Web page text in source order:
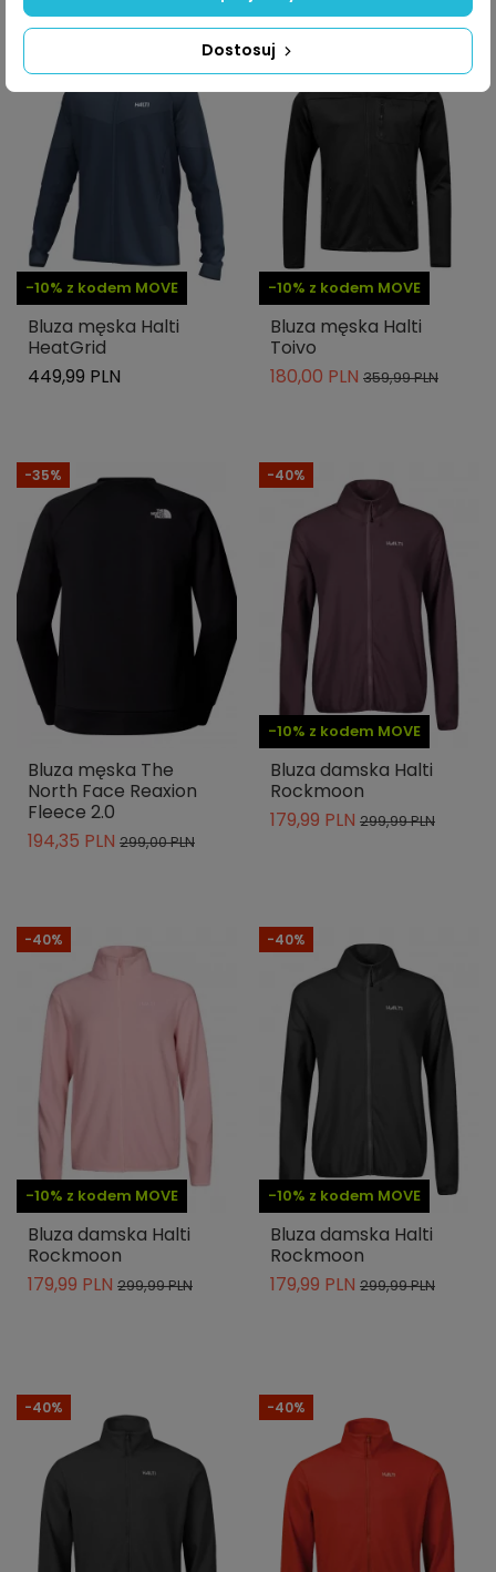
-10% z kodem MOVE
Bluza męska Halti
HeatGrid
449,99 PLN
-10% z kodem MOVE
-50%
Bluza męska Halti
Toivo
180,00 PLN 359,99 PLN
-35%
Bluza męska The
North Face Reaxion
Fleece 2.0
194,35 PLN 299,00 PLN
-10% z kodem MOVE
-40%
Bluza damska Halti
Rockmoon
179,99 PLN 299,99 PLN
-10% z kodem MOVE
-40%
Bluza damska Halti
Rockmoon
179,99 PLN 299,99 PLN
-10% z kodem MOVE
-40%
Bluza damska Halti
Rockmoon
179,99 PLN 299,99 PLN
-40% -40%
Dostosuj